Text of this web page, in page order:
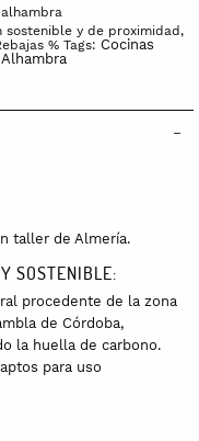
sostenible y de proximidad,
% Tags: Cocinas
taller de Almería.
SOSTENIBLE:
procedente de la zona
de Córdoba,
la huella de carbono.
para uso